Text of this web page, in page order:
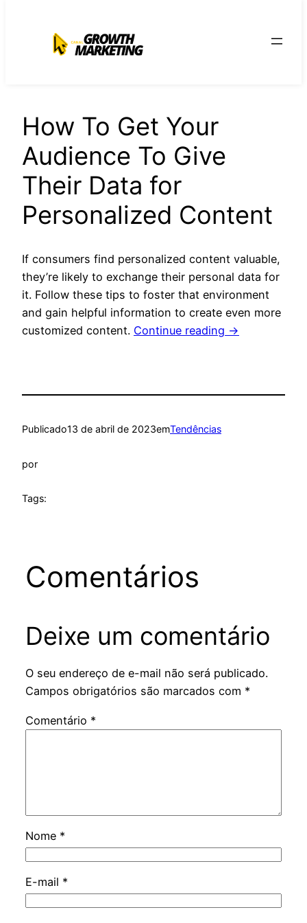
conteúdo
How To Get Your
Audience To Give
Their Data for
Personalized Content
If consumers find personalized content valuable,
they’re likely to exchange their personal data for
it. Follow these tips to foster that environment
and gain helpful information to create even more
customized content. Continue reading →
Publicado13 de abril de 2023emTendências
por
Tags:
Comentários
Deixe um comentário
O seu endereço de e-mail não será publicado.
Campos obrigatórios são marcados com *
Comentário *
Nome *
E-mail *